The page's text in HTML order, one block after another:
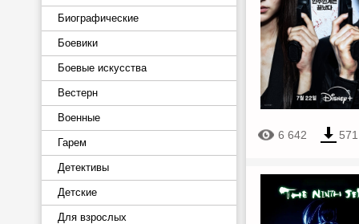
Биографические
Боевики
Боевые искусства
Вестерн
Военные
Гарем
Детективы
Детские
Для взрослых
6 642 571